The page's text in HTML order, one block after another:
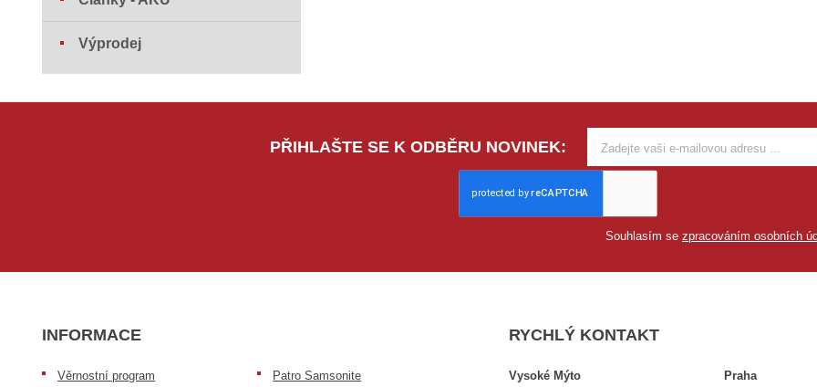
Výprodej
PŘIHLAŠTE SE K ODBĚRU NOVINEK:
Souhlasím se zpracováním osobních
INFORMACE
Věrnostní program Patro Samsonite
RYCHLÝ KONTAKT
Vysoké Mýto Praha